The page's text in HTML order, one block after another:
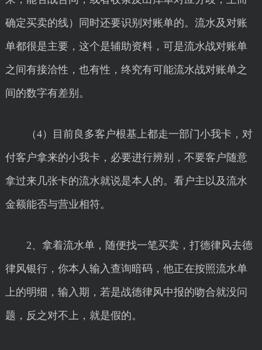
确定买卖的线）同时还要识别对账单的。流水及对账
单都很是主要，这个是辅助资料，可是流水战对账单
之间有接洽性，也有性，终究有可能流水战对账单之
间的数字有差别。
（4）目前良多客户根基上都走一部门小我卡，对
付客户拿来的小我卡，必要进行辨别，不要客户随意
拿过来几张卡的流水就说是本人的。看户主以及流水
金额能否与营业相符。
2、拿着流水单，随便找一笔买卖，打德律风去德
律风银行，你本人输入查询暗码，他正在按照流水单
上的明细，输入期，若是战德律风中报的吻合就没问
题，反之对不上，就是假的。